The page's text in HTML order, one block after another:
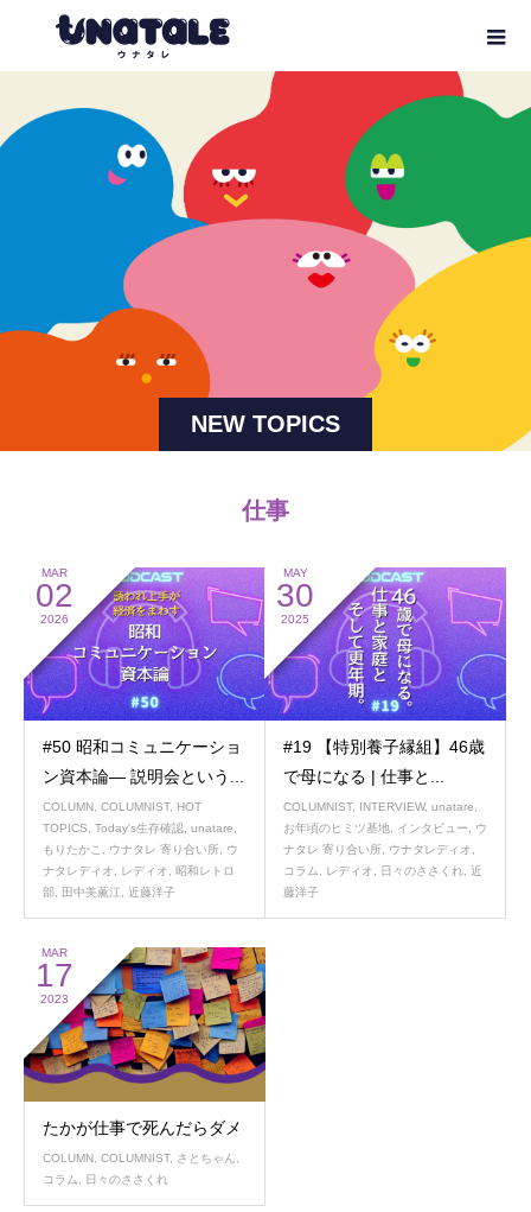
NEW TOPICS
仕事
MAR
02
2026
#50 昭和コミュニケーショ
ン資本論― 説明会という...
COLUMN, COLUMNIST, HOT
TOPICS, Today's生存確認, unatare,
もりたかこ , ウナタレ 寄り合い所, ウ
ナタレディオ, レディオ, 昭和レトロ
部, 田中美薫江, 近藤洋子
MAY
30
2025
#19 【特別養子縁組】46歳
で母になる | 仕事と...
COLUMNIST, INTERVIEW, unatare,
お年頃のヒミツ基地, インタビュー, ウ
ナタレ 寄り合い所, ウナタレディオ,
コラム, レディオ, 日々のささくれ, 近
藤洋子
MAR
17
2023
たかが仕事で死んだらダメ
COLUMN COLUMNIST, さとちゃん
コラム
日々のささくれ